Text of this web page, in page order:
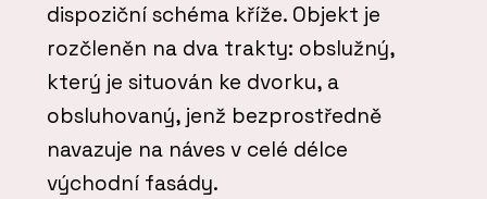
dispoziční schéma kříže. Objekt je
rozčleněn na dva trakty: obslužný,
který je situován ke dvorku, a
obsluhovaný, jenž bezprostředně
navazuje na náves v celé délce
východní fasády.